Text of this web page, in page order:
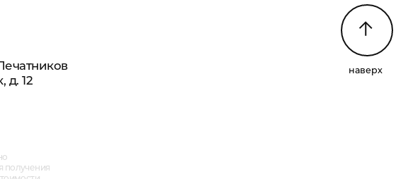
д. 12
наверх
получения